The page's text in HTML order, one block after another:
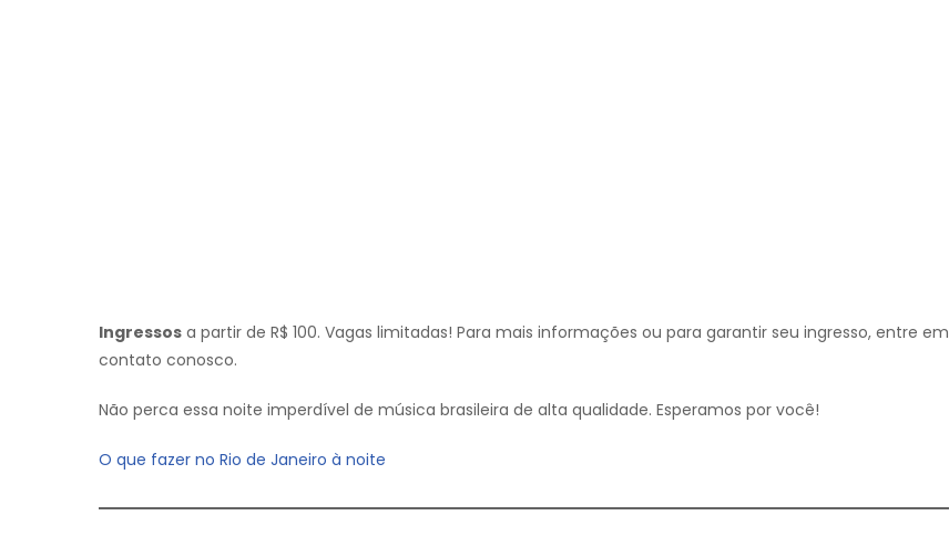
Ingressos a partir de R$ 100. Vagas limitadas! Para mais informações ou para garantir seu ingresso, entre em
contato conosco.
Não perca essa noite imperdível de música brasileira de alta qualidade. Esperamos por você!
O que fazer no Rio de Janeiro à noite